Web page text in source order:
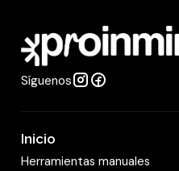
d
Síguenos
Inicio
Herramientas manuales